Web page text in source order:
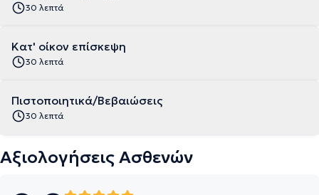
30 λεπτά
Κατ' οίκον επίσκεψη
30 λεπτά
Πιστοποιητικά/Βεβαιώσεις
30 λεπτά
Αξιολογήσεις Ασθενών